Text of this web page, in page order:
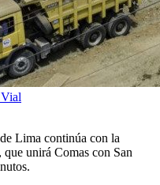
Lima continúa con la
unirá Comas con San